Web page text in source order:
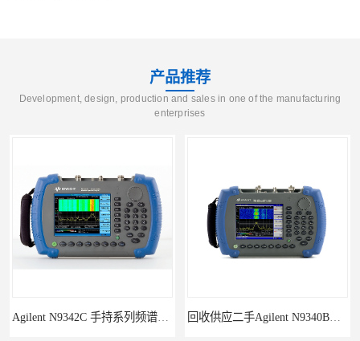
产品推荐
Development, design, production and sales in one of the manufacturing
enterprises